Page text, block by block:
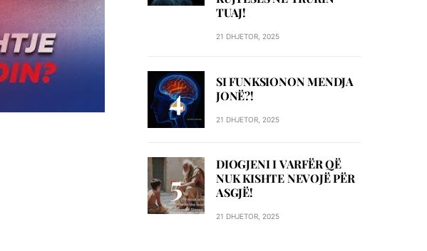
TUAJ!
21 DHJETOR, 2025
SI FUNKSIONON MENDJA
JONË?!
21 DHJETOR, 2025
DIOGJENI I VARFËR QË
NUK KISHTE NEVOJË PËR
ASGJË!
21 DHJETOR, 2025